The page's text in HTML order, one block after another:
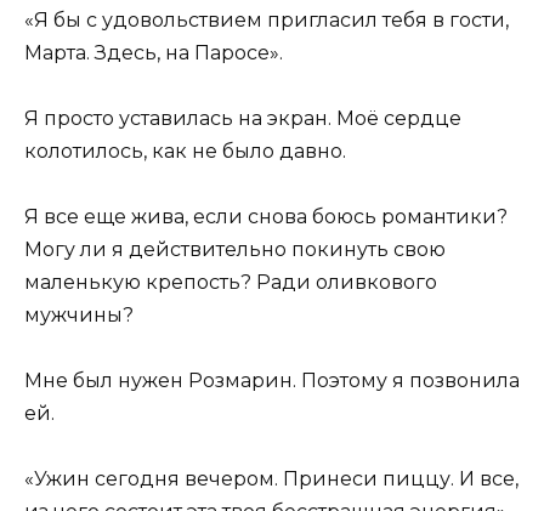
«Я бы с удовольствием пригласил тебя в гости,
Марта. Здесь, на Паросе».
Я просто уставилась на экран. Моё сердце
колотилось, как не было давно.
Я все еще жива, если снова боюсь романтики?
Могу ли я действительно покинуть свою
маленькую крепость? Ради оливкового
мужчины?
Мне был нужен Розмарин. Поэтому я позвонила
ей.
«Ужин сегодня вечером. Принеси пиццу. И все,